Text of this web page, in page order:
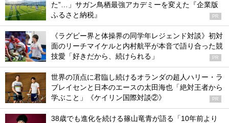
た”…」サガン鳥栖最強アカデミーを変えた『企業版
ふるさと納税』
PR
《ラグビー界と体操界の同学年レジェンド対談》初対
面のリーチマイケルと内村航平が本音で語り合った競
技愛「好きだから、続けられる」
PR
世界の頂点に君臨し続けるオランダの超人ハリー・ラ
ブレイセンと日本のエースの太田海也「絶対王者から
学ぶこと」《ケイリン国際対談②》
PR
38歳でも進化を続ける篠山竜青が語る「10年前より